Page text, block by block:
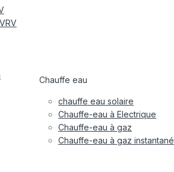
Chauffe eau
chauffe eau solaire
Chauffe-eau à Electrique
Chauffe-eau à gaz
Chauffe-eau à gaz instantané